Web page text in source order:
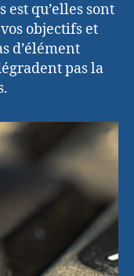
est qu’elles sont
objectifs et
d’élément
pas la